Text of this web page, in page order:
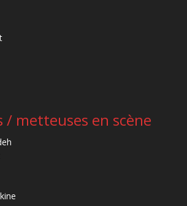
/ metteuses en scène